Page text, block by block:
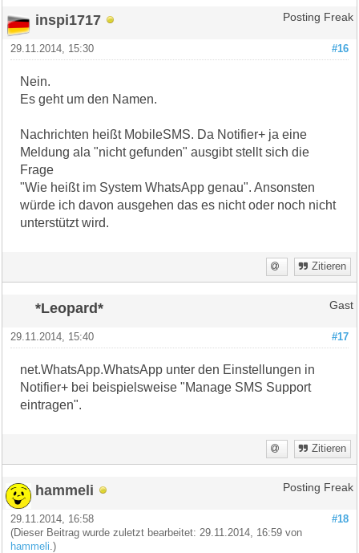
inspi1717 Posting Freak
#16
29.11.2014, 15:30
Nein.
Es geht um den Namen.
Nachrichten heißt MobileSMS. Da Notifier+ ja eine
Meldung ala "nicht gefunden" ausgibt stellt sich die
Frage
"Wie heißt im System WhatsApp genau". Ansonsten
würde ich davon ausgehen das es nicht oder noch nicht
unterstützt wird.
Zitieren
*Leopard* Gast
#17
29.11.2014, 15:40
net.WhatsApp.WhatsApp unter den Einstellungen in
Notifier+ bei beispielsweise "Manage SMS Support
eintragen".
Zitieren
hammeli Posting Freak
#18
29.11.2014, 16:58
(Dieser Beitrag wurde zuletzt bearbeitet: 29.11.2014, 16:59 von
hammeli .)